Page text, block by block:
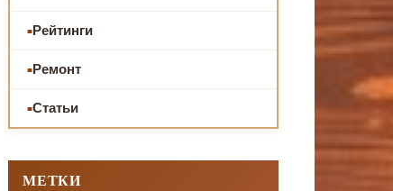
Рейтинги
Ремонт
Статьи
МЕТКИ